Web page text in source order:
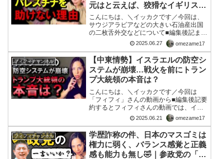
元はと云えば、狡猾なイギリスの
三枚舌外交が原因かも。。。😵
こんにちは、＼イッカクです／今回は、
サウジアラビアなどの大きい石油産出国
の二枚舌外交などについて■編集後記まと
めますと・・・アラブ諸国の経済的利益
優先、地政学的対立、歴史的な不信感、
宗派や国家間の分裂、宗教の政治利用、
米欧との関係依存などが...
2025.06.27 omezame17
フィフィチャンネル
【中東情勢】イスラエルの防空シ
ステムが崩壊…戦火を前にトラン
プ大統領の本音は？
こんにちは、＼イッカクです／今回は
「フィフィ」さんの動画から■編集後記要
約するとフィフィさんの動画では、イス
ラエルとイランの対立を中心に、中東情
勢の複雑な状況が語られています。主な
ポイントは以下の通りです：イスラエル
の防空システムとミサイル...
2025.06.21 omezame17
フィフィチャンネル
学歴詐称の件、日本のマスゴミは
権力に弱く、バランス感覚と正義
感も能力も無し🤣｜参政党の「高